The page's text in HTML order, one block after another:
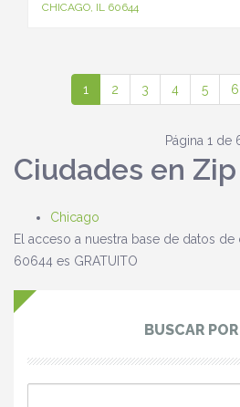
CHICAGO, IL 60644
1 2 3 4 5 6
Página 1 de
Ciudades en
Chicago
El acceso a nuestra base de datos de
60644 es GRATUITO
BUSCAR